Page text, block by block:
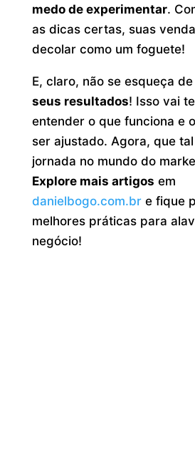
medo de experimentar.
as dicas certas, suas
decolar como um foguete!
E, claro, não se esqueça de
seus resultados! Isso vai
entender o que funciona e
ser ajustado. Agora, que
jornada no mundo do
Explore mais artigos em
danielbogo.com.bre fique
melhores práticas para
negócio!